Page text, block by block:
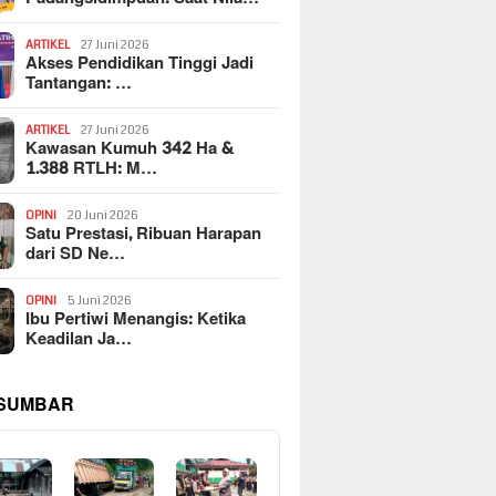
ARTIKEL 27 Juni 2026
Akses Pendidikan Tinggi Jadi
Tantangan: …
ARTIKEL 27 Juni 2026
Kawasan Kumuh 342 Ha &
1.388 RTLH: M…
OPINI 20 Juni 2026
Satu Prestasi, Ribuan Harapan
dari SD Ne…
OPINI 5 Juni 2026
Ibu Pertiwi Menangis: Ketika
Keadilan Ja…